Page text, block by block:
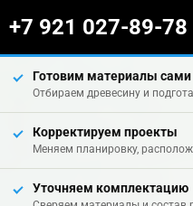
+7 921 027-89-78
Готовим материалы сами
Отбираем древесину и
Корректируем проекты
Меняем планировку,
Уточняем комплектацию